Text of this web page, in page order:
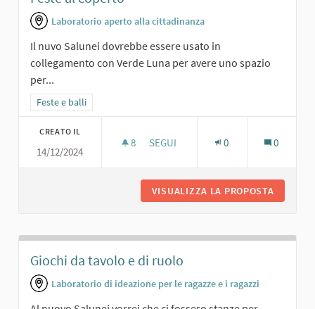
Laboratorio aperto alla cittadinanza
Il nuvo Salunei dovrebbe essere usato in
collegamento con Verde Luna per avere uno spazio
per...
Filtra i risultati per categoria: Feste e balli
Feste e balli
CREATO IL
14/12/2024
8 8 SOSTENITORI
SEGUI 0 0
VISUALIZZA LA PROPOSTA
Giochi da tavolo e di ruolo
Laboratorio di ideazione per le ragazze e i ragazzi